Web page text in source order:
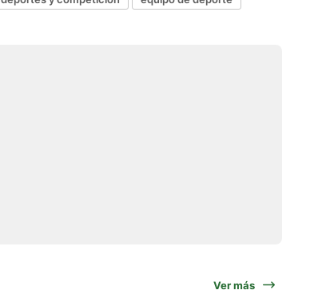
Ver más